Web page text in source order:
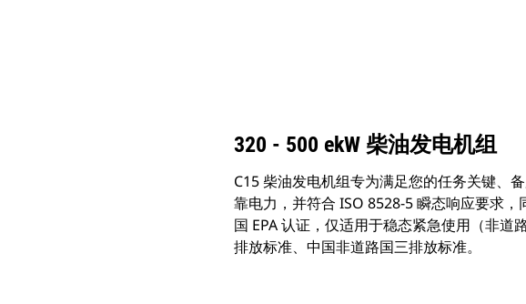
320 - 500 ekW 柴油发电机组
C15 柴油发电机组专为满足您的任务关键、
靠电力，并符合 ISO 8528-5 瞬态响应要求
国 EPA 认证，仅适用于稳态紧急使用（非
排放标准、中国非道路国三排放标准。